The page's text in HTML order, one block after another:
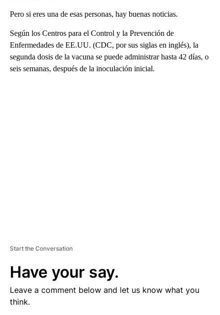
Pero si eres una de esas personas, hay buenas noticias.
Según los Centros para el Control y la Prevención de
Enfermedades de EE.UU. (CDC, por sus siglas en inglés), la
segunda dosis de la vacuna se puede administrar hasta 42 días, o
seis semanas, después de la inoculación inicial.
Start the Conversation
Have your say.
Leave a comment below and let us know what you
think.